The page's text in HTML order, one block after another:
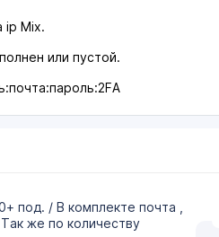
ip Mix.
или пустой.
под. / В комплекте почта ,
же по количеству